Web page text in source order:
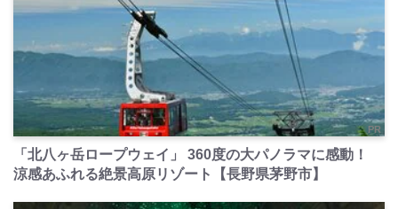
PR
「北八ヶ岳ロープウェイ」 360度の大パノラマに感動！
涼感あふれる絶景高原リゾート【長野県茅野市】